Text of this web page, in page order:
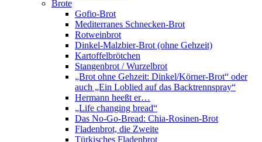
Brote
Gofio-Brot
Mediterranes Schnecken-Brot
Rotweinbrot
Dinkel-Malzbier-Brot (ohne Gehzeit)
Kartoffelbrötchen
Stangenbrot / Wurzelbrot
„Brot ohne Gehzeit: Dinkel/Körner-Brot“ oder
auch „Ein Loblied auf das Backtrennspray“
Hermann heeßt er…
„Life changing bread“
Das No-Go-Bread: Chia-Rosinen-Brot
Fladenbrot, die Zweite
Türkisches Fladenbrot